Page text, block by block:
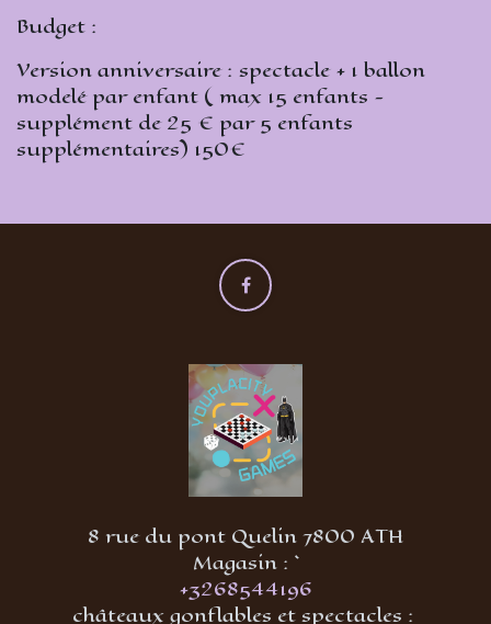
Budget :
Version anniversaire : spectacle + 1 ballon
modelé par enfant ( max 15 enfants -
supplément de 25 € par 5 enfants
supplémentaires) 150€
8 rue du pont Quelin 7800 ATH
Magasin : `
+3268544196
châteaux gonflables et spectacles :